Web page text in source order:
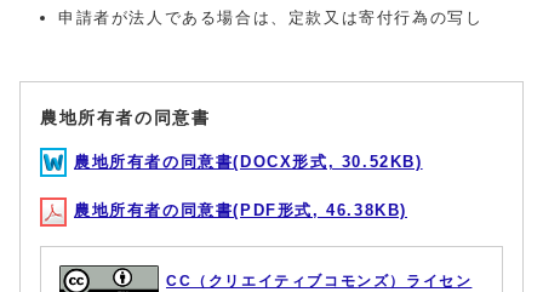
申請者が法人である場合は、定款又は寄付行為の写し
農地所有者の同意書
農地所有者の同意書(DOCX形式, 30.52KB)
農地所有者の同意書(PDF形式, 46.38KB)
CC（クリエイティブコモンズ）ライセン